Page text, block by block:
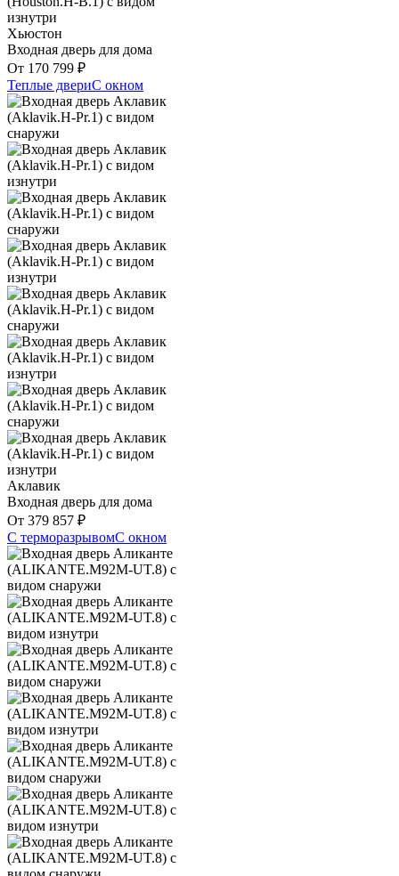
Хьюстон
Входная дверь для дома
От 170 799 ₽
Теплые двериС окном
Аклавик
Входная дверь для дома
От 379 857 ₽
С терморазрывомС окном